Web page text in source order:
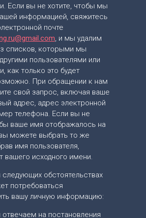
Если вы не хотите, чтобы мы
информацией, свяжитесь
почте
, и мы удалим
списков, которыми мы
пользователями или
как только это будет
При обращении к нам
свой запрос, включая ваше
адрес, адрес электронной
телефона. Если вы не
ваше имя отображалось на
можете выбрать то же
имя пользователя,
вашего исходного имени.
следующих обстоятельствах
потребоваться
вашу личную информацию:
на постановления